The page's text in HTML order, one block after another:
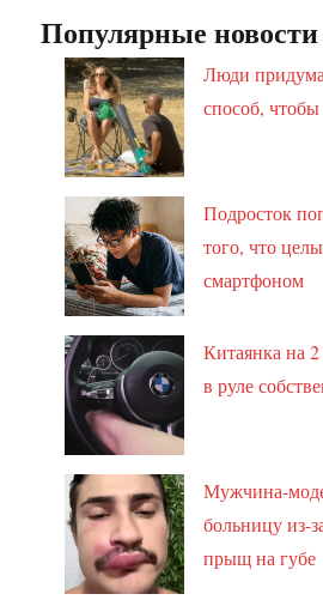
Популярные
Люди
способ,
Подросток
того, что
смартфоном
Китаянка на 2
в руле
Мужчина-
больницу из-
прыщ на губе